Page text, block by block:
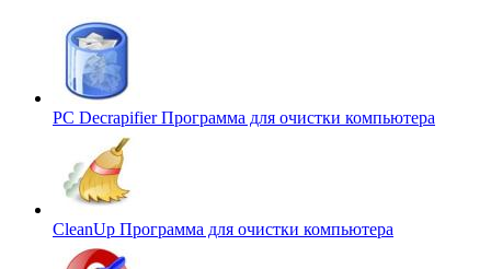
PC DecrapifierПрограмма для очистки компьютера
CleanUp Программа для очистки компьютера